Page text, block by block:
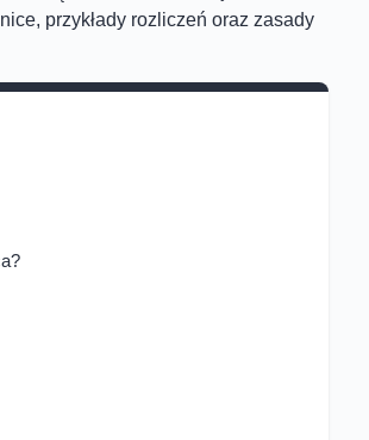
przykłady rozliczeń oraz zasady